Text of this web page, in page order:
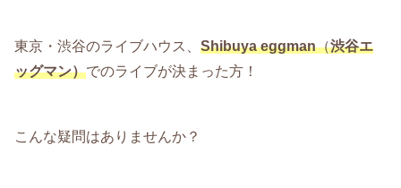
東京・渋谷のライブハウス、 Shibuya eggman（渋谷エ
ッグマン）でのライブが決まった方！
こんな疑問はありませんか？